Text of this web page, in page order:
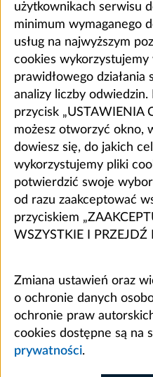
użytkownikach serwisu
minimum wymaganego
usług na najwyższym
cookies wykorzystujemy
prawidłowego działania
analizy liczby
przycisk „USTAWIENIA
możesz otworzyć okno,
dowiesz się, do jakich
wykorzystujemy pliki
potwierdzić swoje
od razu zaakceptować
przyciskiem
WSZYSTKIE I PRZEJDŹ
Zmiana ustawień oraz
o ochronie danych
ochronie praw
cookies dostępne są na
prywatności.